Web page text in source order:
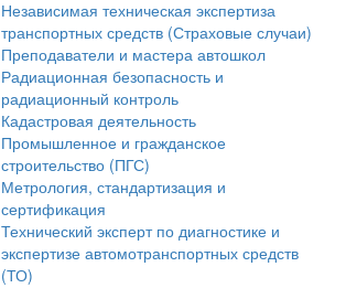
Независимая техническая экспертиза
транспортных средств (Страховые случаи)
Преподаватели и мастера автошкол
Радиационная безопасность и
радиационный контроль
Кадастровая деятельность
Промышленное и гражданское
строительство (ПГС)
Метрология, стандартизация и
сертификация
Технический эксперт по диагностике и
экспертизе автомотранспортных средств
(ТО)